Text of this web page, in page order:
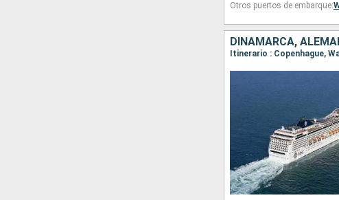
Otros puertos de embarque:
DINAMARCA,
Itinerario : Copenhague,